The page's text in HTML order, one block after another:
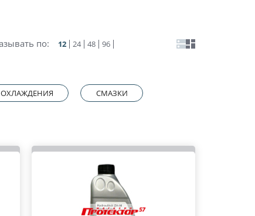
по: 12 24 48 96
СМАЗКИ